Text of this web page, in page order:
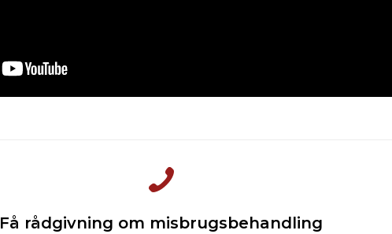
Få rådgivning om misbrugsbehandling